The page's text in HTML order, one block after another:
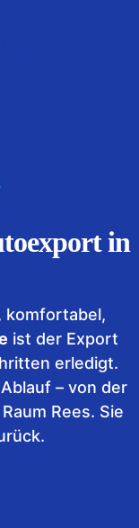
in
komfortabel,
ist der Export
erledigt.
– von der
Rees. Sie